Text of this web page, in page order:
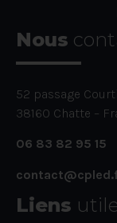
Nous
52 passage
38160 Chatte –
06 83 82 95 15
Liens